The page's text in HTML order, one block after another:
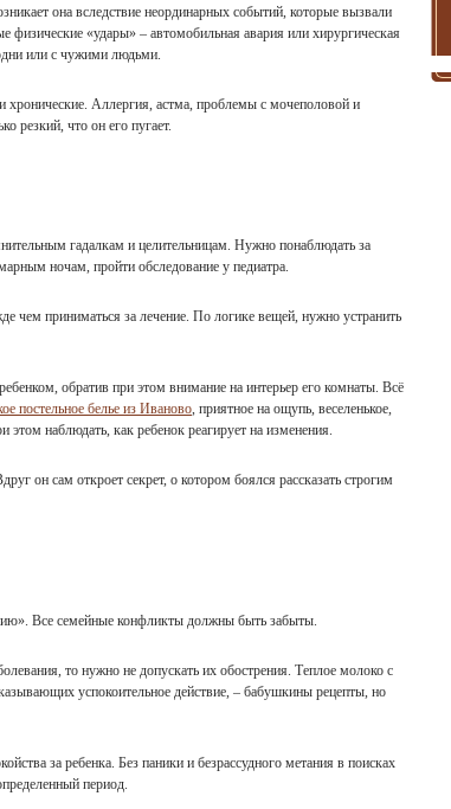
она вследствие неординарных событий, которые вызвали
физические «удары» – автомобильная авария или хирургическая
или с чужими людьми.
хронические. Аллергия, астма, проблемы с мочеполовой и
резкий, что он его пугает.
гадалкам и целительницам. Нужно понаблюдать за
ночам, пройти обследование у педиатра.
чем приниматься за лечение. По логике вещей, нужно устранить
обратив при этом внимание на интерьер его комнаты. Всё
постельное белье из Иваново , приятное на ощупь, веселенькое,
наблюдать, как ребенок реагирует на изменения.
он сам откроет секрет, о котором боялся рассказать строгим
Все семейные конфликты должны быть забыты.
то нужно не допускать их обострения. Теплое молоко с
успокоительное действие, – бабушкины рецепты, но
за ребенка. Без паники и безрассудного метания в поисках
период.